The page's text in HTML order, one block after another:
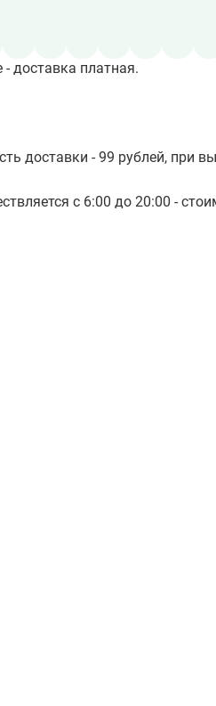
доставка платная.
доставки - 99 рублей, при
с 6:00 до 20:00 -